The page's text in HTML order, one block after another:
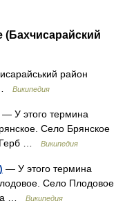
(Бахчисарайский
район
Википедия
— У этого термина
Село Брянское
Герб …
Википедия
— У этого термина
Село Плодовое
…
Википедия